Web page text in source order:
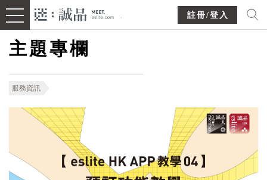
註冊/登入
主題專欄
服務資訊